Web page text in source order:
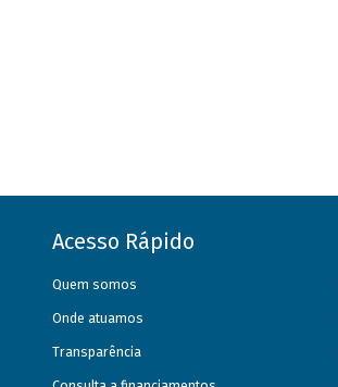
Acesso Rápido
Quem somos
Onde atuamos
Transparência